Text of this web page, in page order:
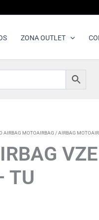
ZONA OUTLET
AIRBAG MOTOAIRBAG / AIRBAG
TU